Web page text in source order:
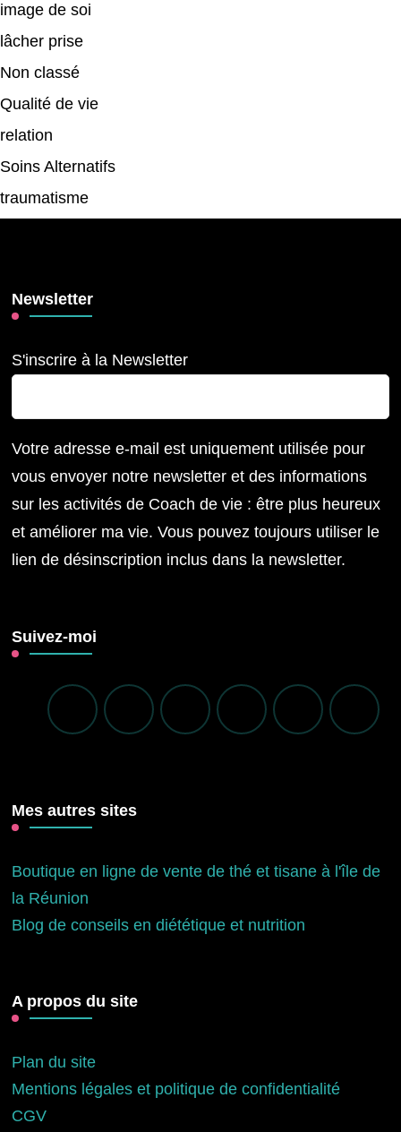
image de soi
lâcher prise
Non classé
Qualité de vie
relation
Soins Alternatifs
traumatisme
Newsletter
S'inscrire à la Newsletter
Votre adresse e-mail est uniquement utilisée pour
vous envoyer notre newsletter et des informations
sur les activités de Coach de vie : être plus heureux
et améliorer ma vie. Vous pouvez toujours utiliser le
lien de désinscription inclus dans la newsletter.
Suivez-moi
Mes autres sites
Boutique en ligne de vente de thé et tisane à l'île de
la Réunion
Blog de conseils en diététique et nutrition
A propos du site
Plan du site
Mentions légales et politique de confidentialité
CGV